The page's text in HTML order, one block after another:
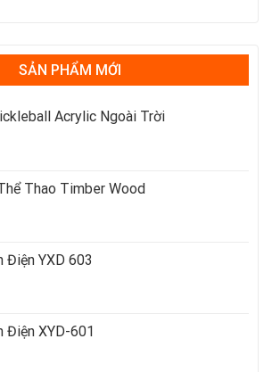
SẢN PHẨM MỚI
Acrylic Ngoài Trời
Thao Timber Wood
Điện YXD 603
Điện XYD-601